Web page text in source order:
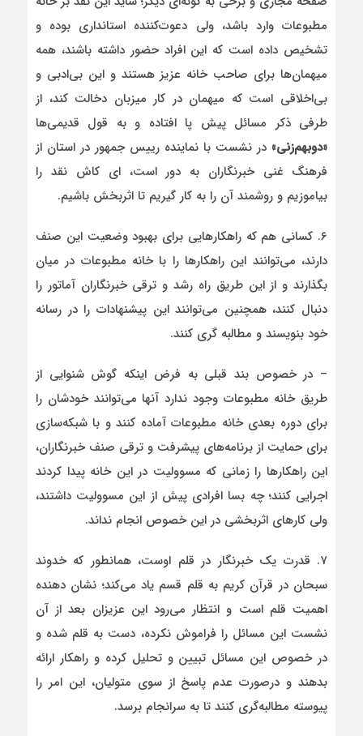
مطبوعات وارد باشد، ولی دعوت‌کننده استانداری بوده و
تشخیص داده است که این افراد حضور داشته باشند، همه
میهمان‌ها برای صاحب خانه عزیز هستند و این بی‌ادبی و
بی‌اخلاقی است که میهمان در کار میزبان دخالت کند، از
طرفی ذکر مسائل پیش پا افتاده و به قول قدیمی‌ها
«دوبهم‌زنی» در نشست با نماینده رییس جمهور در استان از
فرهنگ غنی خبرنگاران به دور است، ای کاش نقد را
بیاموزیم و روشمند آن را به کار گیریم تا اثربخش باشیم.
۶. کسانی هم که راهکارهایی برای بهبود وضعیت این صنف
دارند، می‌توانند این راهکارها را با خانه مطبوعات در میان
بگذارند و از این طریق راه رشد و ترقی خبرنگاران آماتور را
دنبال کنند، همچنین می‌توانند این پیشنهادات را در رسانه
خود بنویسند و مطالبه گری کنند.
– در خصوص بند قبلی به فرض اینکه گوش شنوایی از
طریق خانه مطبوعات وجود ندارد آنها می‌توانند خودشان را
برای دوره بعدی خانه مطبوعات آماده کنند و با شبکه‌سازی
برای حمایت از برنامه‌های پیشرفت و ترقی صنف خبرنگاران،
این راهکارها را زمانی که مسوولیت در این خانه پیدا کردند
اجرایی کنند؛ چه بسا افرادی پیش از این مسوولیت داشتند،
ولی کارهای اثربخشی در این خصوص انجام نداند.
۷. قدرت یک خبرنگار در قلم اوست، همانطور که خدوند
سبحان در قرآن کریم به قلم قسم یاد می‌کند؛ نشان دهنده
اهمیت قلم است و انتظار می‌رود این عزیزان بعد از آن
نشست این مسائل را فراموش نکرده، دست به قلم شده و
در خصوص این مسائل تبیین و تحلیل کرده و راهکار ارائه
بدهند و درصورت عدم پاسخ از سوی متولیان، این امر را
پیوسته مطالبه‌گری کنند تا به سرانجام برسد.